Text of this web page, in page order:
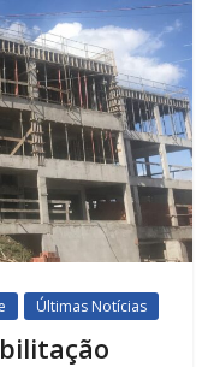
Últimas Notícias